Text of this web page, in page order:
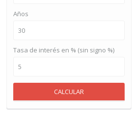
Años
Tasa de interés en % (sin signo %)
CALCULAR